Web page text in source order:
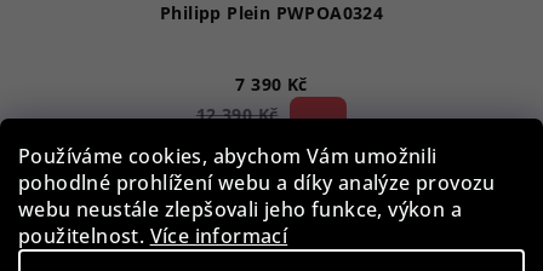
Používáme cookies, abychom Vám umožnili
pohodlné prohlížení webu a díky analýze provozu
webu neustále zlepšovali jeho funkce, výkon a
použitelnost. Více informací
Philipp Plein PWPOA0324
7 390 Kč
12 390 Kč
Skladem
Do košíku